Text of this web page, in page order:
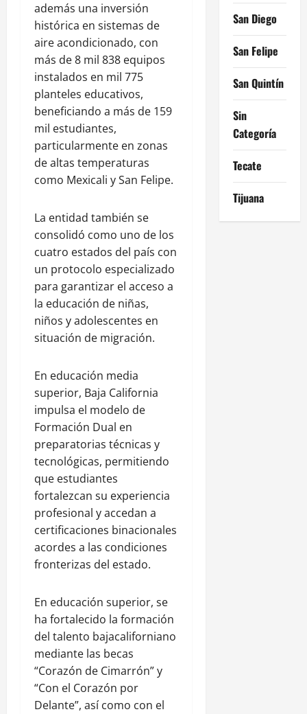
además una inversión
histórica en sistemas de
aire acondicionado, con
más de 8 mil 838 equipos
instalados en mil 775
planteles educativos,
beneficiando a más de 159
mil estudiantes,
particularmente en zonas
de altas temperaturas
como Mexicali y San Felipe.
La entidad también se
consolidó como uno de los
cuatro estados del país con
un protocolo especializado
para garantizar el acceso a
la educación de niñas,
niños y adolescentes en
situación de migración.
En educación media
superior, Baja California
impulsa el modelo de
Formación Dual en
preparatorias técnicas y
tecnológicas, permitiendo
que estudiantes
fortalezcan su experiencia
profesional y accedan a
certificaciones binacionales
acordes a las condiciones
fronterizas del estado.
En educación superior, se
ha fortalecido la formación
del talento bajacaliforniano
mediante las becas
“Corazón de Cimarrón” y
“Con el Corazón por
Delante”, así como con el
San Diego
San Felipe
San Quintín
Sin
Categoría
Tecate
Tijuana